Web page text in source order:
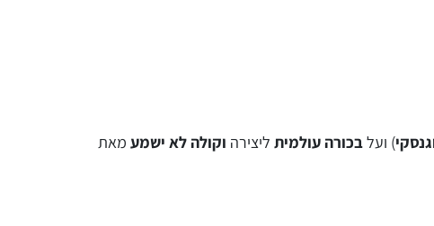
) ועלבכורה עולמית ליצירה וקולה לא ישמע מאת